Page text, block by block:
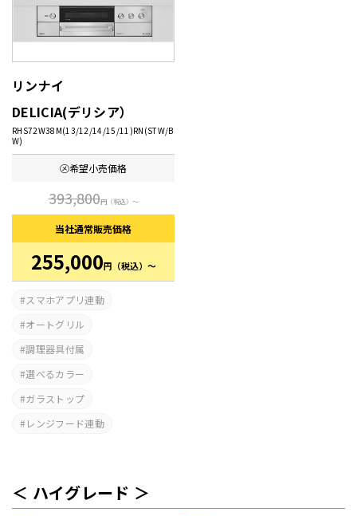
リンナイ
DELICIA(デリシア）
RHS72W38M(13/12/14/15/11)RN(STW/B
W)
㋱希望小売価格
393,800円（税込）～
当社通常販売価格
255,000円 （税込）～
スマホアプリ連動
オートグリル
調理器具付属
選べるカラー
ガラストップ
レンジフード連動
ハイグレード